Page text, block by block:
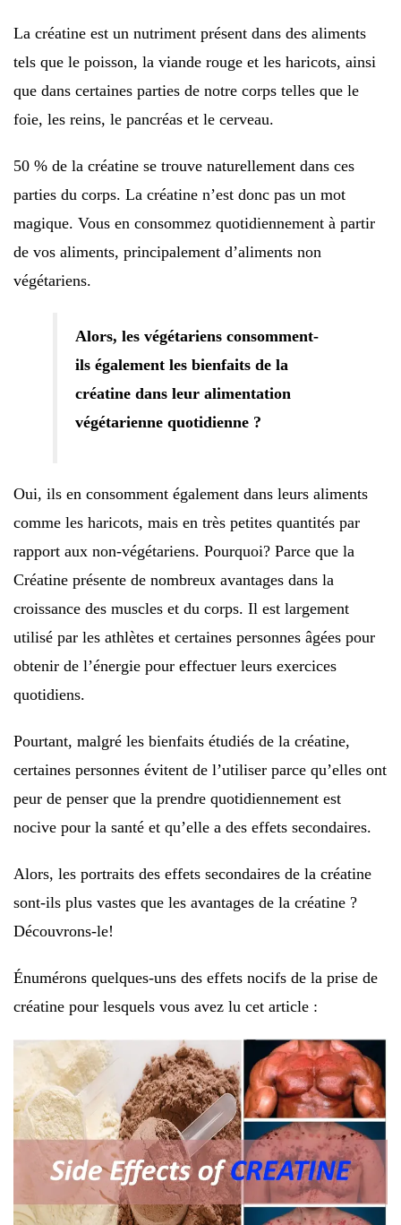
La créatine est un nutriment présent dans des aliments
tels que le poisson, la viande rouge et les haricots, ainsi
que dans certaines parties de notre corps telles que le
foie, les reins, le pancréas et le cerveau.
50 % de la créatine se trouve naturellement dans ces
parties du corps. La créatine n’est donc pas un mot
magique. Vous en consommez quotidiennement à partir
de vos aliments, principalement d’aliments non
végétariens.
Alors, les végétariens consomment-
ils également les bienfaits de la
créatine dans leur alimentation
végétarienne quotidienne ?
Oui, ils en consomment également dans leurs aliments
comme les haricots, mais en très petites quantités par
rapport aux non-végétariens. Pourquoi? Parce que la
Créatine présente de nombreux avantages dans la
croissance des muscles et du corps. Il est largement
utilisé par les athlètes et certaines personnes âgées pour
obtenir de l’énergie pour effectuer leurs exercices
quotidiens.
Pourtant, malgré les bienfaits étudiés de la créatine,
certaines personnes évitent de l’utiliser parce qu’elles ont
peur de penser que la prendre quotidiennement est
nocive pour la santé et qu’elle a des effets secondaires.
Alors, les portraits des effets secondaires de la créatine
sont-ils plus vastes que les avantages de la créatine ?
Découvrons-le!
Énumérons quelques-uns des effets nocifs de la prise de
créatine pour lesquels vous avez lu cet article :